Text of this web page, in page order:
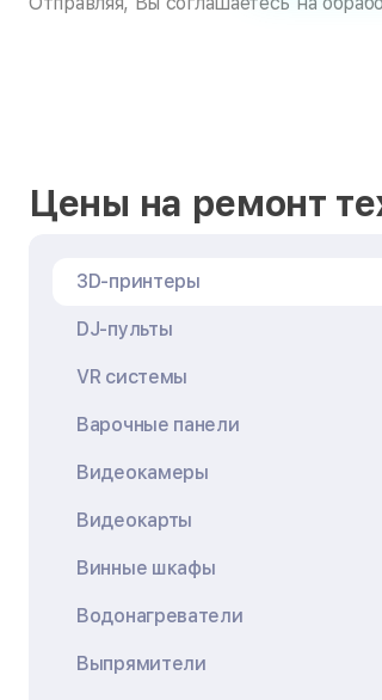
Цены на ремонт
3D-принтеры
DJ-пульты
VR системы
Варочные панели
Видеокамеры
Видеокарты
Винные шкафы
Водонагреватели
Выпрямители